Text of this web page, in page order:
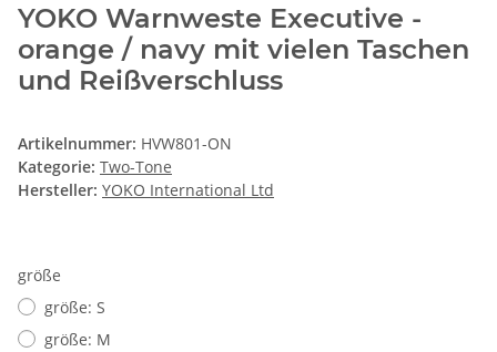
YOKO Warnweste Executive -
orange / navy mit vielen Taschen
und Reißverschluss
Artikelnummer: HVW801-ON
Kategorie: Two-Tone
Hersteller: YOKO International Ltd
größe
größe: S
größe: M